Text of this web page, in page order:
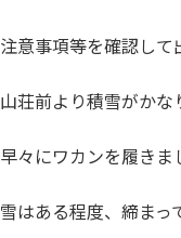
注意事項等を確認して
山荘前より積雪がかな
早々にワカンを履きま
雪はある程度、締まっ